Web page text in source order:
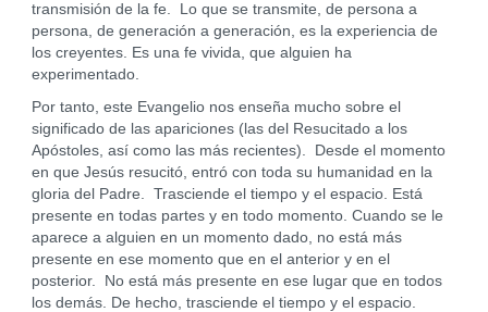
transmisión de la fe. Lo que se transmite, de persona a
persona, de generación a generación, es la experiencia de
los creyentes. Es una fe vivida, que alguien ha
experimentado.
Por tanto, este Evangelio nos enseña mucho sobre el
significado de las apariciones (las del Resucitado a los
Apóstoles, así como las más recientes). Desde el momento
en que Jesús resucitó, entró con toda su humanidad en la
gloria del Padre. Trasciende el tiempo y el espacio. Está
presente en todas partes y en todo momento. Cuando se le
aparece a alguien en un momento dado, no está más
presente en ese momento que en el anterior y en el
posterior. No está más presente en ese lugar que en todos
los demás. De hecho, trasciende el tiempo y el espacio.